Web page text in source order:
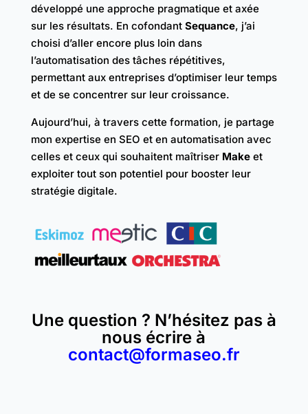
développé une approche pragmatique et axée
sur les résultats. En cofondant Sequance, j’ai
choisi d’aller encore plus loin dans
l’automatisation des tâches répétitives,
permettant aux entreprises d’optimiser leur temps
et de se concentrer sur leur croissance.
Aujourd’hui, à travers cette formation, je partage
mon expertise en SEO et en automatisation avec
celles et ceux qui souhaitent maîtriser Makeet
exploiter tout son potentiel pour booster leur
stratégie digitale.
Une question ? N’hésitez pas à
nous écrire à
contact@formaseo.fr